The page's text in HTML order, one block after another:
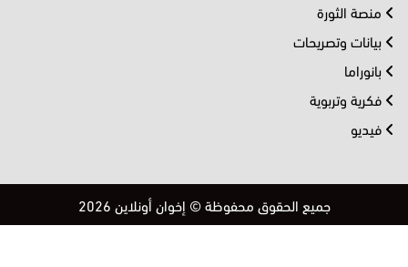
منصة الثورة
بيانات وتصريحات
بانوراما
فكرية وتربوية
فيديو
جميع الحقوق محفوظة © إخوان أونلاين 2026